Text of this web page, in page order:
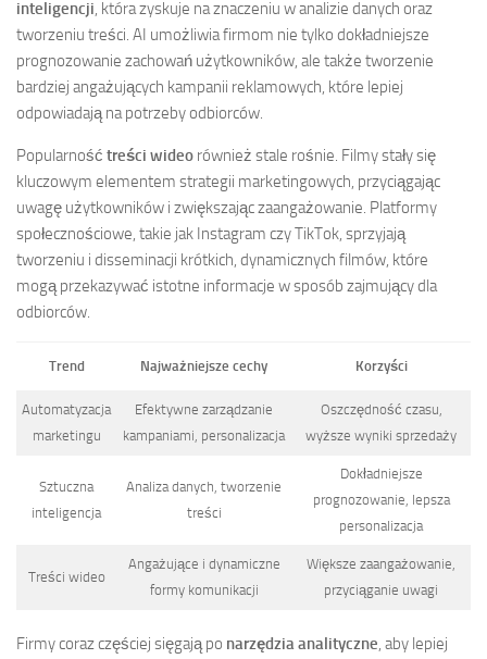
inteligencji, która zyskuje na znaczeniu w analizie danych oraz
tworzeniu treści. AI umożliwia firmom nie tylko dokładniejsze
prognozowanie zachowań użytkowników, ale także tworzenie
bardziej angażujących kampanii reklamowych, które lepiej
odpowiadają na potrzeby odbiorców.
Popularność treści wideo również stale rośnie. Filmy stały się
kluczowym elementem strategii marketingowych, przyciągając
uwagę użytkowników i zwiększając zaangażowanie. Platformy
społecznościowe, takie jak Instagram czy TikTok, sprzyjają
tworzeniu i disseminacji krótkich, dynamicznych filmów, które
mogą przekazywać istotne informacje w sposób zajmujący dla
odbiorców.
Trend Najważniejsze cechy Korzyści
Automatyzacja
marketingu
Efektywne zarządzanie
kampaniami, personalizacja
Oszczędność czasu,
wyższe wyniki sprzedaży
Sztuczna
inteligencja
Analiza danych, tworzenie
treści
Dokładniejsze
prognozowanie, lepsza
personalizacja
Treści wideo
Angażujące i dynamiczne
formy komunikacji
Większe zaangażowanie,
przyciąganie uwagi
Firmy coraz częściej sięgają po narzędzia analityczne, aby lepiej